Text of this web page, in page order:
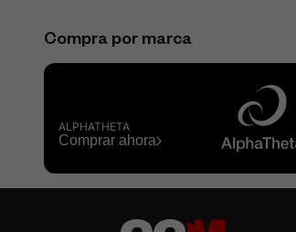
Compra por marca
ALPHATHETA
Comprar ahora